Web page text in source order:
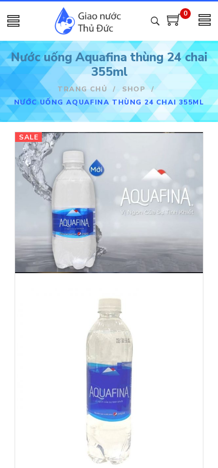
0
Nước uống Aquafina thùng 24 chai
355ml
TRANG CHỦ / SHOP
/
NƯỚC UỐNG AQUAFINA THÙNG 24 CHAI 355ML
SALE